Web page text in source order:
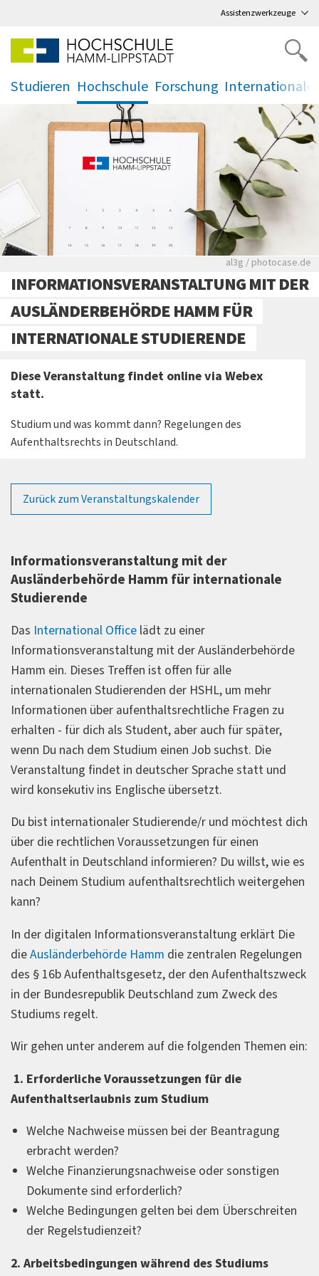
Assistenzwerkzeuge
Studieren Hochschule
.
Forschung
.
Rote leere
al3g / photocase.de
INFORMATIONSVERANSTALTUNG MIT DER
AUSLÄNDERBEHÖRDE HAMM FÜR
INTERNATIONALE STUDIERENDE
Diese Veranstaltung findet online via Webex
statt.
Studium und was kommt dann? Regelungen des
Aufenthaltsrechts in Deutschland.
Zurück zum Veranstaltungskalender
Informationsveranstaltung mit der
Ausländerbehörde Hamm für internationale
Studierende
Das International Office lädt zu einer
Informationsveranstaltung mit der Ausländerbehörde
Hamm ein. Dieses Treffen ist offen für alle
internationalen Studierenden der HSHL, um mehr
Informationen über aufenthaltsrechtliche Fragen zu
erhalten - für dich als Student, aber auch für später,
wenn Du nach dem Studium einen Job suchst. Die
Veranstaltung findet in deutscher Sprache statt und
wird konsekutiv ins Englische übersetzt.
Du bist internationaler Studierende/r und möchtest dich
über die rechtlichen Voraussetzungen für einen
Aufenthalt in Deutschland informieren? Du willst, wie es
nach Deinem Studium aufenthaltsrechtlich weitergehen
kann?
In der digitalen Informationsveranstaltung erklärt Die
dieAusländerbehörde Hamm die zentralen Regelungen
des § 16b Aufenthaltsgesetz, der den Aufenthaltszweck
in der Bundesrepublik Deutschland zum Zweck des
Studiums regelt.
Wir gehen unter anderem auf die folgenden Themen ein:
1. Erforderliche Voraussetzungen für die
Aufenthaltserlaubnis zum Studium
Welche Nachweise müssen bei der Beantragung
erbracht werden?
Welche Finanzierungsnachweise oder sonstigen
Dokumente sind erforderlich?
Welche Bedingungen gelten bei dem Überschreiten
der Regelstudienzeit?
2. Arbeitsbedingungen während des Studiums